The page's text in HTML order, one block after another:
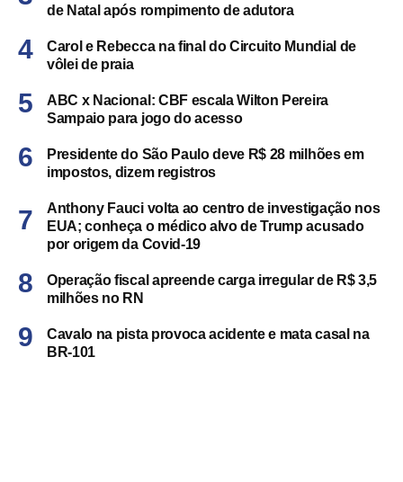
de Natal após rompimento de adutora
Carol e Rebecca na final do Circuito Mundial de
vôlei de praia
ABC x Nacional: CBF escala Wilton Pereira
Sampaio para jogo do acesso
Presidente do São Paulo deve R$ 28 milhões em
impostos, dizem registros
Anthony Fauci volta ao centro de investigação nos
EUA; conheça o médico alvo de Trump acusado
por origem da Covid-19
Operação fiscal apreende carga irregular de R$ 3,5
milhões no RN
Cavalo na pista provoca acidente e mata casal na
BR-101